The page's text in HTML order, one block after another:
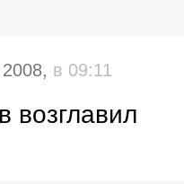
в 09:11
возглавил